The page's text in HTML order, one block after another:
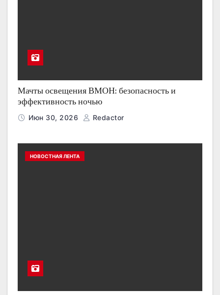
Мачты освещения ВМОН: безопасность и
эффективность ночью
Июн 30, 2026 Redactor
НОВОСТНАЯ ЛЕНТА